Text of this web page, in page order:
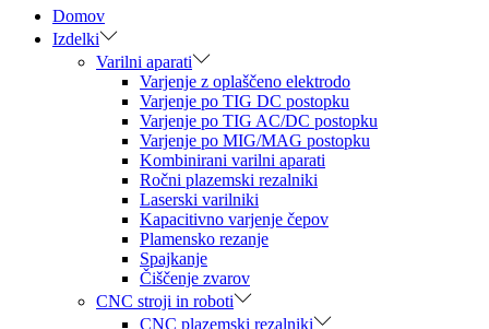
Domov
Izdelki
Varilni aparati
Varjenje z oplaščeno elektrodo
Varjenje po TIG DC postopku
Varjenje po TIG AC/DC postopku
Varjenje po MIG/MAG postopku
Kombinirani varilni aparati
Ročni plazemski rezalniki
Laserski varilniki
Kapacitivno varjenje čepov
Plamensko rezanje
Spajkanje
Čiščenje zvarov
CNC stroji in roboti
CNC plazemski rezalniki